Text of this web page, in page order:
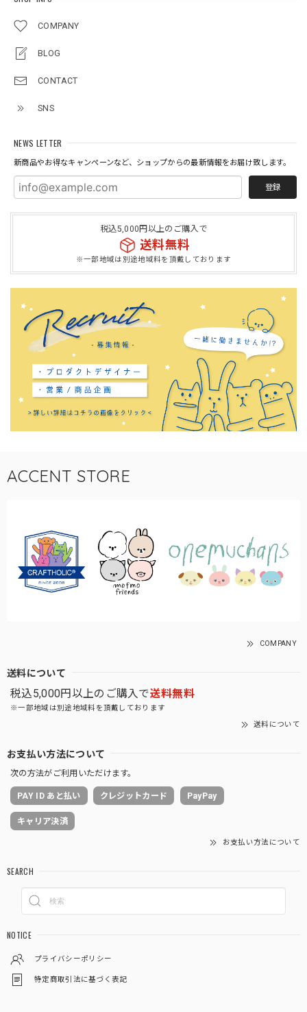
COMPANY
BLOG
CONTACT
SNS
NEWS LETTER
新商品やお得なキャンペーンなど、ショップからの最新情報をお届け致します。
登録
税込5,000円以上のご購入で
送料無料
※一部地域は別途地域料を頂戴しております
ACCENT STORE
COMPANY
送料について
税込5,000円以上のご購入で送料無料
※一部地域は別途地域料を頂戴しております
送料について
お支払い方法について
次の方法がご利用いただけます。
PAY ID あと払い クレジットカード PayPay
キャリア決済
お支払い方法について
SEARCH
NOTICE
プライバシーポリシー
特定商取引法に基づく表記